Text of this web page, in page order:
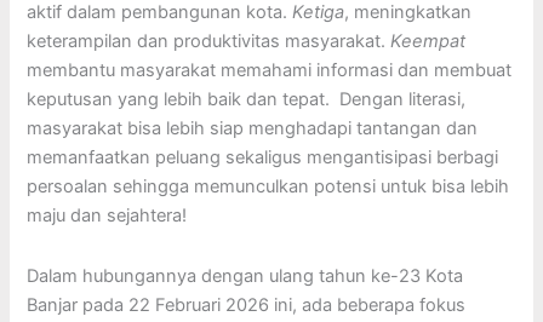
aktif dalam pembangunan kota.Ketiga, meningkatkan
keterampilan dan produktivitas masyarakat.Keempat
membantu masyarakat memahami informasi dan membuat
keputusan yang lebih baik dan tepat. Dengan literasi,
masyarakat bisa lebih siap menghadapi tantangan dan
memanfaatkan peluang sekaligus mengantisipasi berbagi
persoalan sehingga memunculkan potensi untuk bisa lebih
maju dan sejahtera!
Dalam hubungannya dengan ulang tahun ke-23 Kota
Banjar pada 22 Februari 2026 ini, ada beberapa fokus